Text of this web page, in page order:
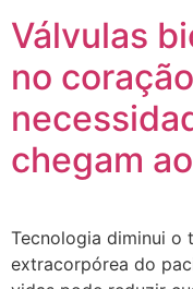
Válvulas
no
chegam
Tecnologia diminui o
extracorpórea do